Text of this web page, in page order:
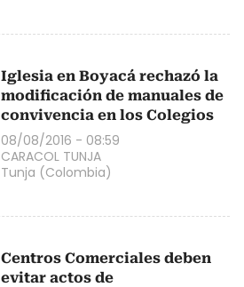
Iglesia en Boyacá rechazó la
modificación de manuales de
convivencia en los Colegios
08/08/2016 - 08:59
CARACOL TUNJA
Tunja (Colombia)
Centros Comerciales deben
evitar actos de